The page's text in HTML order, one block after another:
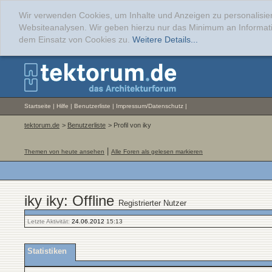
Wir verwenden Cookies, um Inhalte und Anzeigen zu
Websiteanalysen. Wir geben hierzu nur das Minimum an
dem Einsatz von Cookies zu. Weitere Details...
Startseite | Hilfe | Benutzerliste | Impressum/Datenschutz |
tektorum.de > Benutzerliste > Profil von iky
Themen von heute ansehen Alle Foren als gelesen markieren
iky iky: Offline Registrierter Nutzer
Letzte Aktivität: 24.06.2012 15:13
Statistiken